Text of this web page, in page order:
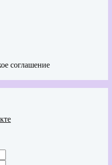
соглашение